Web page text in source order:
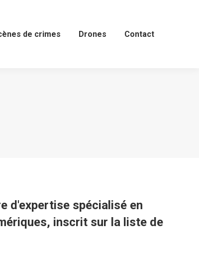
de crimes Drones Contact
d'expertise spécialisé en
inscrit sur la liste de
de crimes Drones Contact